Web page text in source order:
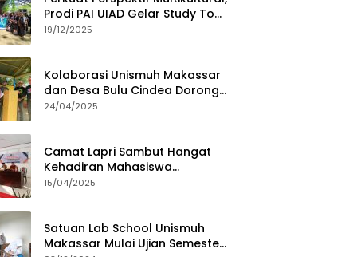
Prodi PAI UIAD Gelar Study Tour
ke Kajang
19/12/2025
Kolaborasi Unismuh Makassar
dan Desa Bulu Cindea Dorong
Sentra Garam Industri
24/04/2025
Camat Lapri Sambut Hangat
Kehadiran Mahasiswa
PoltekMu
15/04/2025
Satuan Lab School Unismuh
Makassar Mulai Ujian Semester,